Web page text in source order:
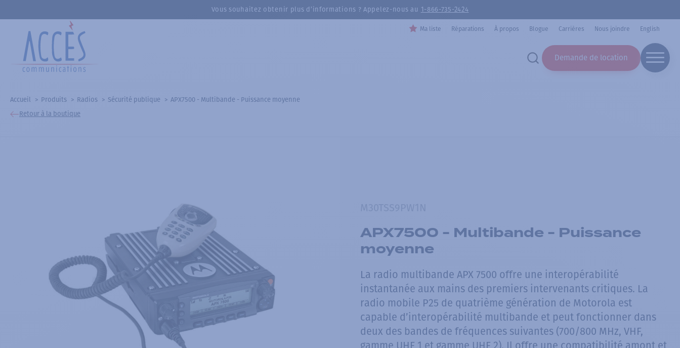
Vous souhaitez obtenir plus d’informations ? Appelez-nous au 1-866-735-2424
Ma liste Réparations À propos Blogue Carrières Nous joindre English
Demande de location
Accueil Produits Radios Sécurité publique
APX7500 - Multibande - Puissance moyenne
Retour à la boutique
APX7500 - Multibande - Puissance
moyenne
La radio multibande APX 7500 offre une interopérabilité
instantanée aux mains des premiers intervenants critiques. La
radio mobile P25 de quatrième génération de Motorola est
capable d’interopérabilité multibande et peut fonctionner dans
deux des bandes de fréquences suivantes (700/800 MHz, VHF,
gamme UHF 1 et gamme UHF 2). Il offre une compatibilité amont et